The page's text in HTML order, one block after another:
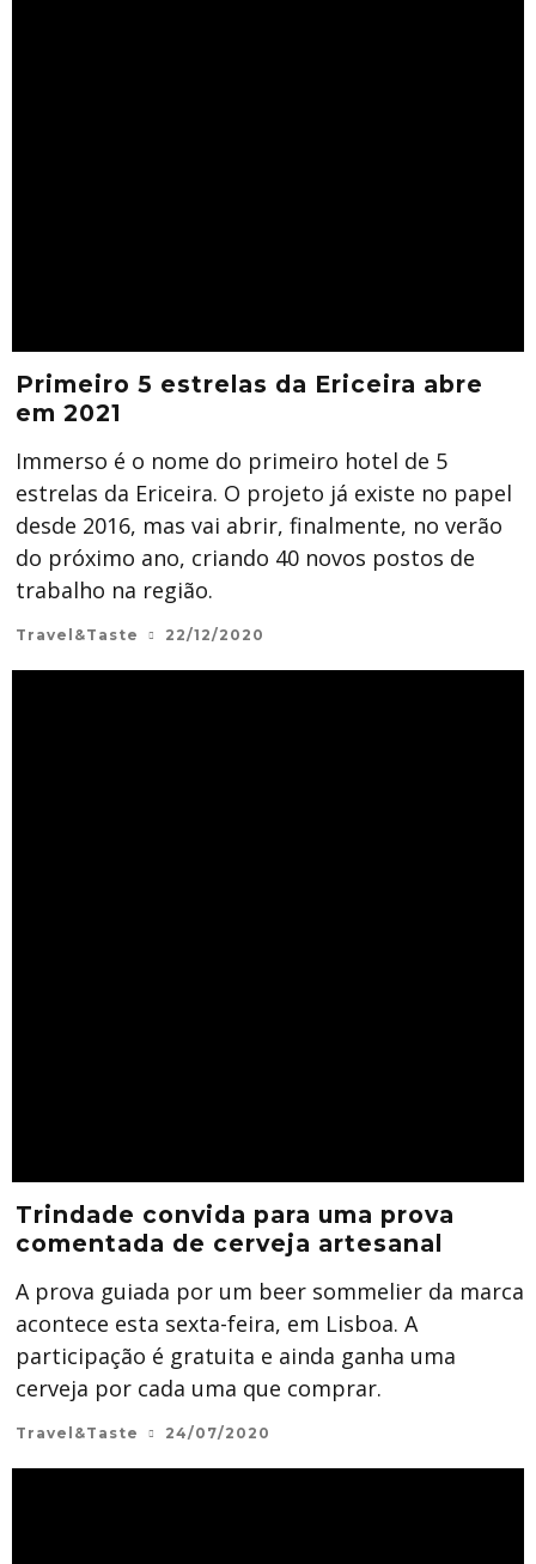
Primeiro 5 estrelas da Ericeira abre
em 2021
Immerso é o nome do primeiro hotel de 5
estrelas da Ericeira. O projeto já existe no papel
desde 2016, mas vai abrir, finalmente, no verão
do próximo ano, criando 40 novos postos de
trabalho na região.
Travel&Taste 22/12/2020
Trindade convida para uma prova
comentada de cerveja artesanal
A prova guiada por um beer sommelier da marca
acontece esta sexta-feira, em Lisboa. A
participação é gratuita e ainda ganha uma
cerveja por cada uma que comprar.
Travel&Taste 24/07/2020